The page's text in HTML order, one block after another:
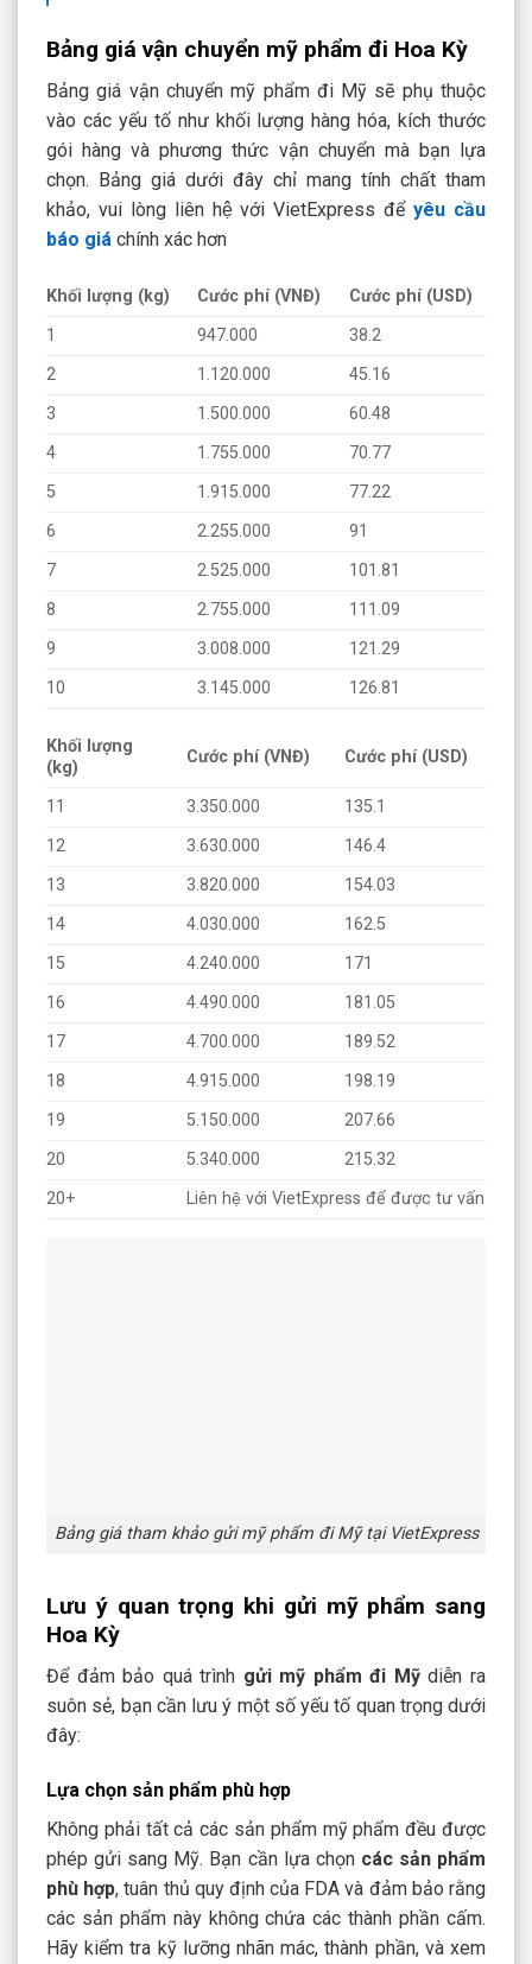
Bảng giá vận chuyển mỹ phẩm đi Hoa Kỳ
Bảng giá vận chuyển mỹ phẩm đi Mỹ sẽ phụ thuộc
vào các yếu tố như khối lượng hàng hóa, kích thước
gói hàng và phương thức vận chuyển mà bạn lựa
chọn. Bảng giá dưới đây chỉ mang tính chất tham
khảo, vui lòng liên hệ với VietExpress đểyêu cầu
báo giá chính xác hơn
Khối lượng (kg) Cước phí (VNĐ)
Cước phí (USD)
1
947.000
38.2
2
1.120.000
45.16
3
1.500.000
60.48
4
1.755.000
70.77
5
1.915.000
77.22
6
2.255.000
91
7
2.525.000
101.81
8
2.755.000
111.09
9
3.008.000
121.29
10
3.145.000 126.81
Khối lượng
(kg)
Cước phí (VNĐ) Cước phí (USD)
11 3.350.000
135.1
12
3.630.000
146.4
13
3.820.000
154.03
14
4.030.000
162.5
15
4.240.000
171
16
4.490.000
181.05
17
4.700.000
189.52
18
4.915.000
198.19
19
5.150.000
207.66
20
5.340.000
215.32
20+
Liên hệ với VietExpress để được tư vấn
Bảng giá tham khảo gửi mỹ phẩm đi Mỹ tại VietExpress
Lưu ý quan trọng khi gửi mỹ phẩm sang
Hoa Kỳ
Để đảm bảo quá trình gửi mỹ phẩm đi Mỹdiễn ra
suôn sẻ, bạn cần lưu ý một số yếu tố quan trọng dưới
đây:
Lựa chọn sản phẩm phù hợp
Không phải tất cả các sản phẩm mỹ phẩm đều được
phép gửi sang Mỹ. Bạn cần lựa chọn các sản phẩm
phù hợp, tuân thủ quy định của FDA và đảm bảo rằng
các sản phẩm này không chứa các thành phần cấm.
Hãy kiểm tra kỹ lưỡng nhãn mác, thành phần, và xem